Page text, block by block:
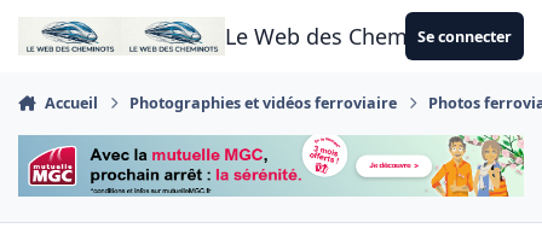
Aller au contenu
Le Web des CheminotsSe connecter
Accueil Photographies et vidéos ferroviaire Photos